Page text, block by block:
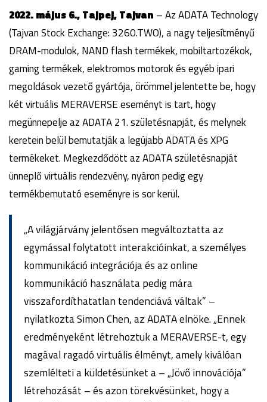
2022. május 6., Tajpej, Tajvan – Az ADATA Technology
(Tajvan Stock Exchange: 3260.TWO), a nagy teljesítményű
DRAM-modulok, NAND flash termékek, mobiltartozékok,
gaming termékek, elektromos motorok és egyéb ipari
megoldások vezető gyártója, örömmel jelentette be, hogy
két virtuális MERAVERSE eseményt is tart, hogy
megünnepelje az ADATA 21. születésnapját, és melynek
keretein belül bemutatják a legújabb ADATA és XPG
termékeket. Megkezdődött az ADATA születésnapját
ünneplő virtuális rendezvény, nyáron pedig egy
termékbemutató eseményre is sor kerül.
„A világjárvány jelentősen megváltoztatta az
egymással folytatott interakcióinkat, a személyes
kommunikáció integrációja és az online
kommunikáció használata pedig mára
visszafordíthatatlan tendenciává váltak” –
nyilatkozta Simon Chen, az ADATA elnöke. „Ennek
eredményeként létrehoztuk a MERAVERSE-t, egy
magával ragadó virtuális élményt, amely kiválóan
szemlélteti a küldetésünket a – „Jövő innovációja”
létrehozását – és azon törekvésünket, hogy a